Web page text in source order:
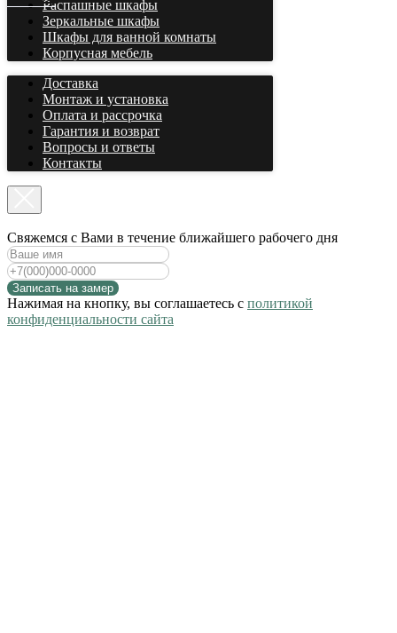
Распашные шкафы
Зеркальные шкафы
Шкафы для ванной комнаты
Корпусная мебель
Доставка
Монтаж и установка
Оплата и рассрочка
Гарантия и возврат
Вопросы и ответы
Контакты
Cвяжемся с Вами в течение ближайшего рабочего дня
Записать на замер
Нажимая на кнопку, вы соглашаетесь с политикой
конфиденциальности сайта